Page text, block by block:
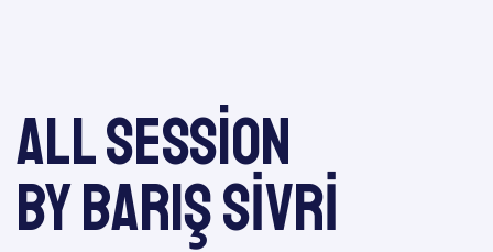
All session
by Barış SİVRİ